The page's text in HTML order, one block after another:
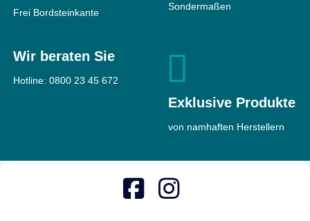
Frei Bordsteinkante
Sondermaßen
Wir beraten Sie
Hotline: 0800 23 45 672
Exklusive Produkte
von namhaften Herstellern